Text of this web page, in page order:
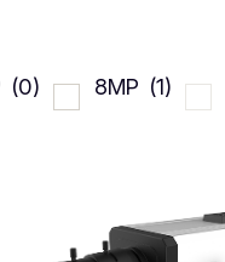
(0) 8MP (1)